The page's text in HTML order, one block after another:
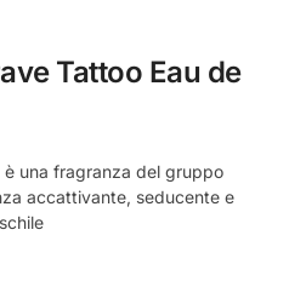
Tattoo Eau de
è una fragranza del gruppo
accattivante, seducente e